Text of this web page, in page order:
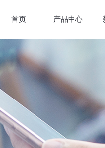
首页 产品中心